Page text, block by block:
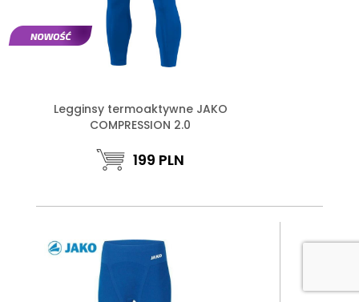
Legginsy termoaktywne JAKO
COMPRESSION 2.0
199 PLN